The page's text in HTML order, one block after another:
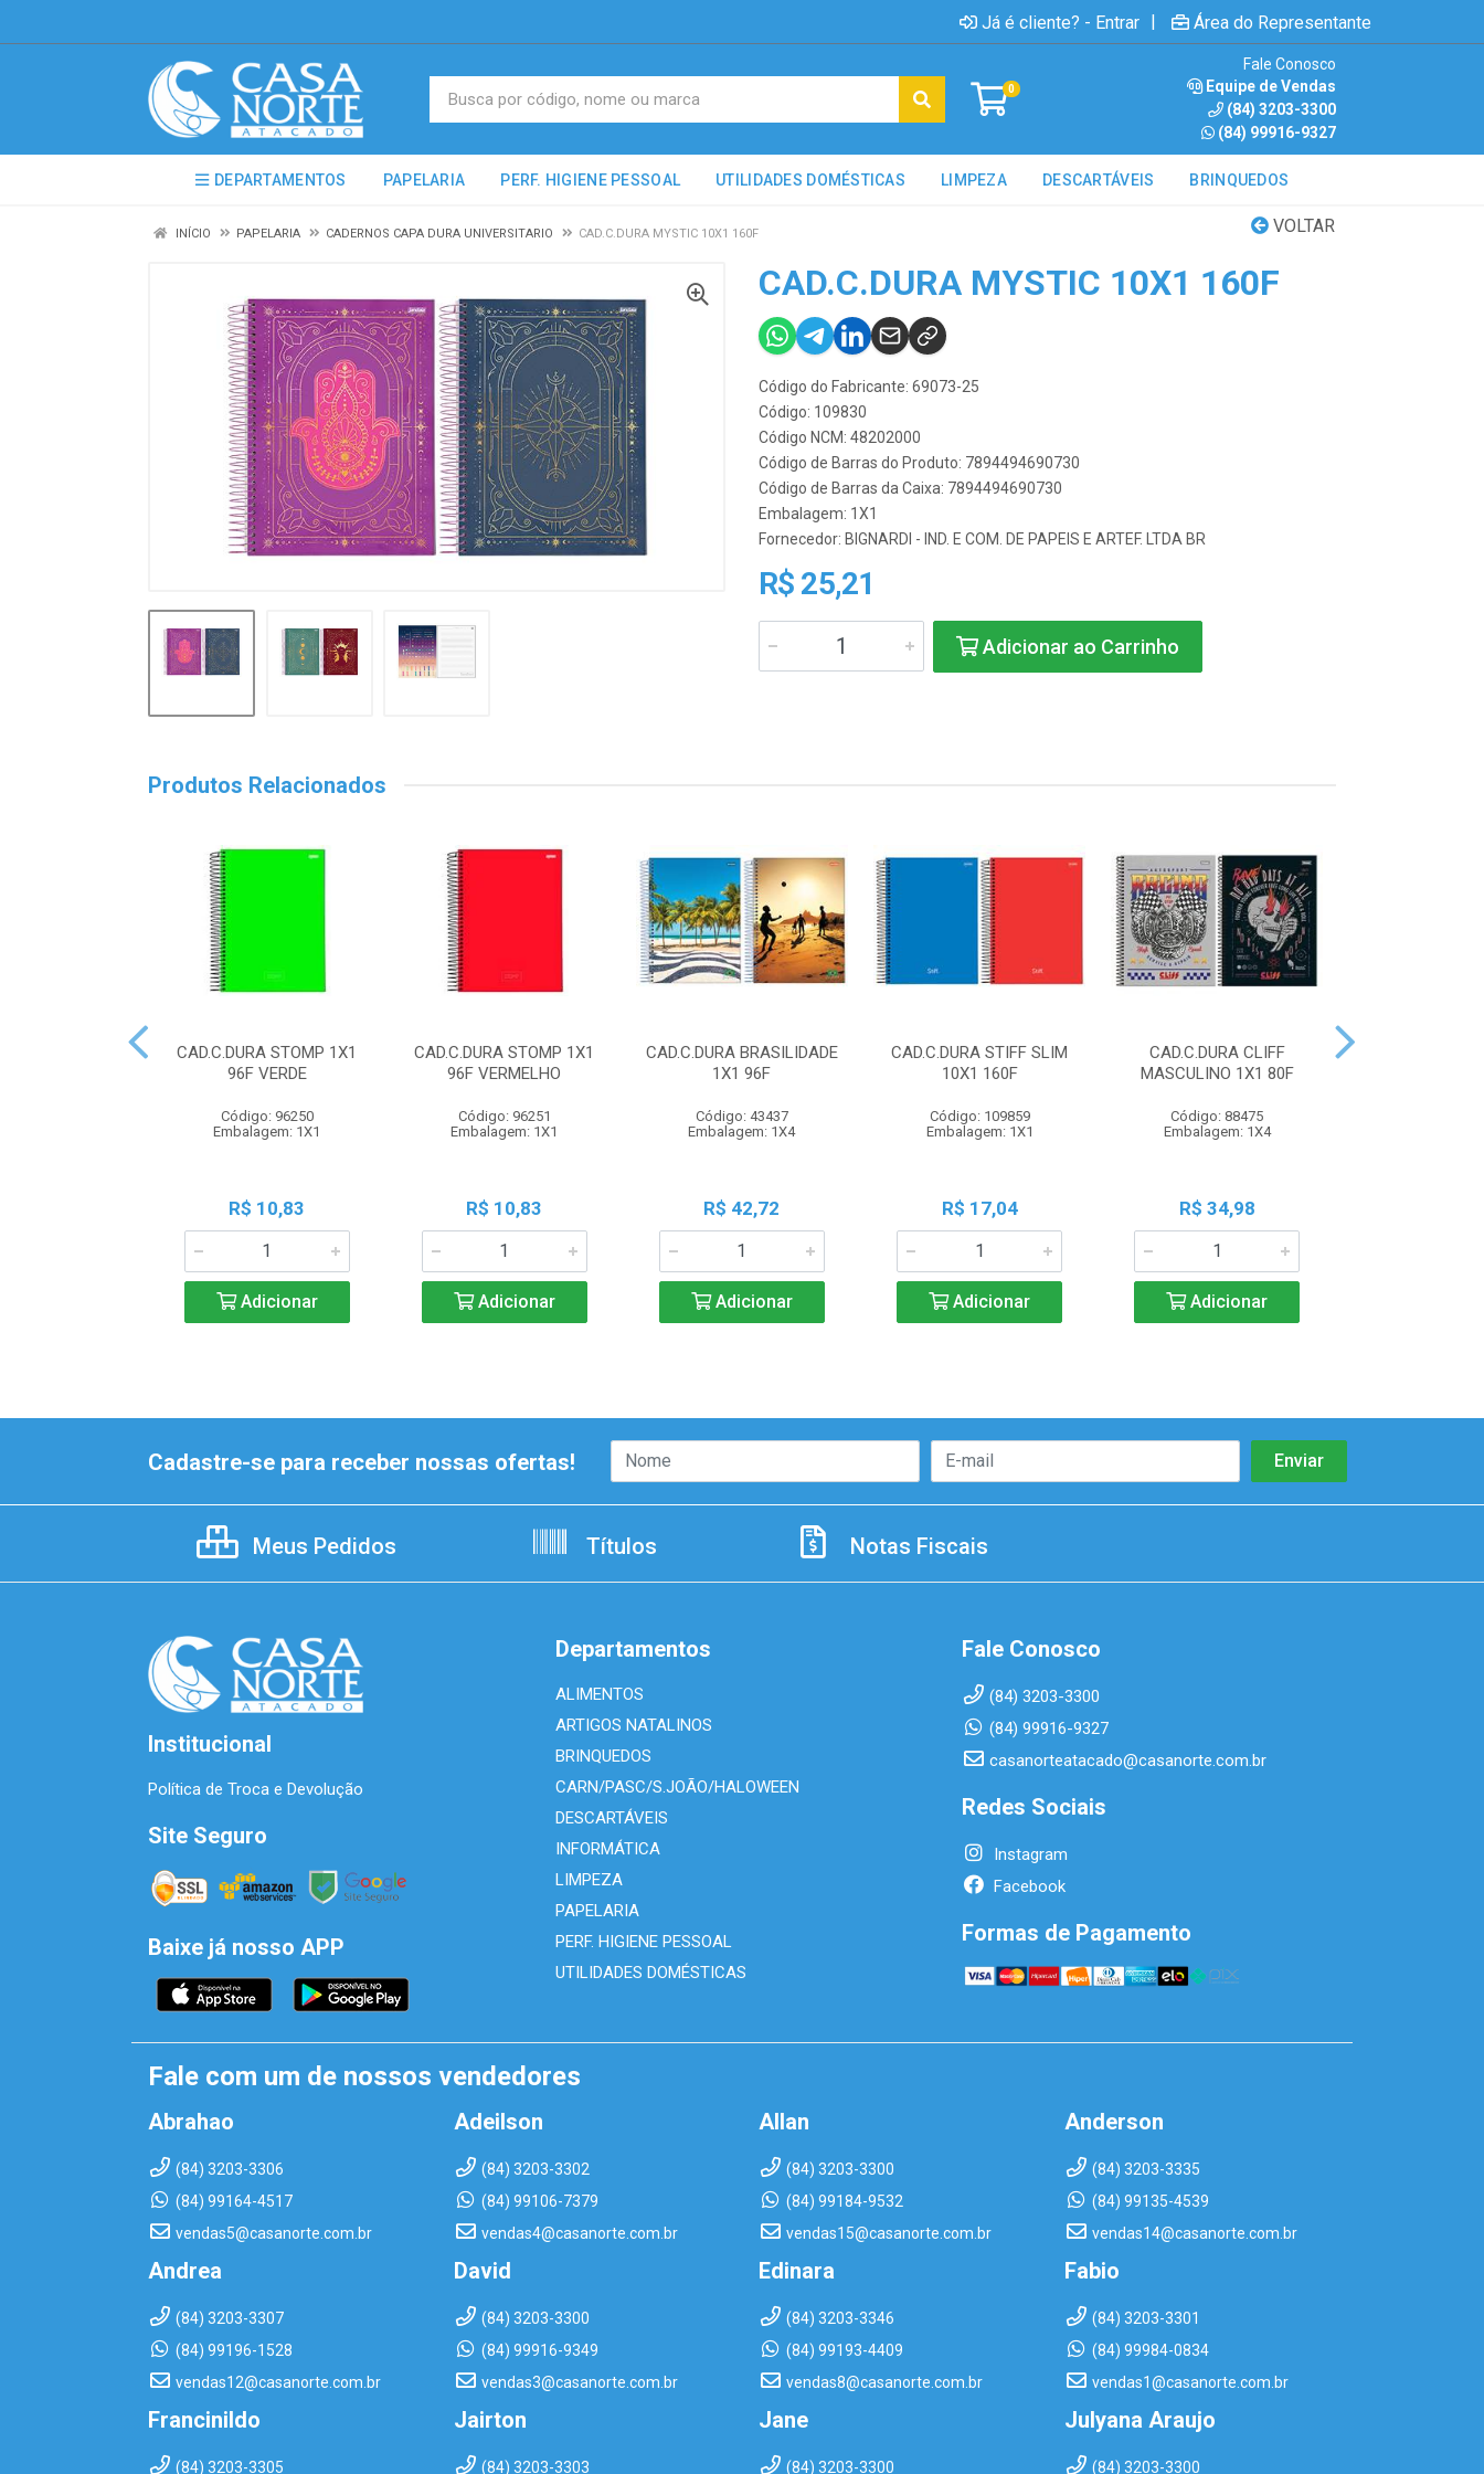
Já é cliente? - Entrar | Área do Representante
0
Fale Conosco
Equipe de Vendas
(84) 3203-3300
(84) 99916-9327
DEPARTAMENTOS PAPELARIA PERF. HIGIENE PESSOAL UTILIDADES DOMÉSTICAS LIMPEZA DESCARTÁVEIS BRINQUEDOS
VOLTAR
INÍCIO PAPELARIA CADERNOS CAPA DURA UNIVERSITARIO CAD.C.DURA MYSTIC 10X1 160F
CAD.C.DURA MYSTIC 10X1 160F
Código do Fabricante: 69073-25
Código: 109830
Código NCM: 48202000
Código de Barras do Produto: 7894494690730
Código de Barras da Caixa: 7894494690730
Embalagem: 1X1
Fornecedor: BIGNARDI - IND. E COM. DE PAPEIS E ARTEF. LTDA BR
R$ 25,21
Adicionar ao Carrinho
Produtos Relacionados
CAD.C.DURA STOMP 1X1
96F VERDE
Código: 96250
Embalagem: 1X1
R$ 10,83
Adicionar
CAD.C.DURA STOMP 1X1
96F VERMELHO
Código: 96251
Embalagem: 1X1
R$ 10,83
Adicionar
CAD.C.DURA BRASILIDADE
1X1 96F
Código: 43437
Embalagem: 1X4
R$ 42,72
Adicionar
CAD.C.DURA STIFF SLIM
10X1 160F
Código: 109859
Embalagem: 1X1
R$ 17,04
Adicionar
CAD.C.DURA CLIFF
MASCULINO 1X1 80F
Código: 88475
Embalagem: 1X4
R$ 34,98
Adicionar
Cadastre-se para receber nossas ofertas!
Meus Pedidos Títulos Notas Fiscais
Institucional
Política de Troca e Devolução
Site Seguro
Baixe já nosso APP
Departamentos
ALIMENTOS
ARTIGOS NATALINOS
BRINQUEDOS
CARN/PASC/S.JOÃO/HALOWEEN
DESCARTÁVEIS
INFORMÁTICA
LIMPEZA
PAPELARIA
PERF. HIGIENE PESSOAL
UTILIDADES DOMÉSTICAS
Fale Conosco
(84) 3203-3300
(84) 99916-9327
casanorteatacado@casanorte.com.br
Redes Sociais
Instagram
Facebook
Formas de Pagamento
Fale com um de nossos vendedores
Abrahao
(84) 3203-3306
(84) 99164-4517
vendas5@casanorte.com.br
Adeilson
(84) 3203-3302
(84) 99106-7379
vendas4@casanorte.com.br
Allan
(84) 3203-3300
(84) 99184-9532
vendas15@casanorte.com.br
Anderson
(84) 3203-3335
(84) 99135-4539
vendas14@casanorte.com.br
Andrea
(84) 3203-3307
(84) 99196-1528
vendas12@casanorte.com.br
David
(84) 3203-3300
(84) 99916-9349
vendas3@casanorte.com.br
Edinara
(84) 3203-3346
(84) 99193-4409
vendas8@casanorte.com.br
Fabio
(84) 3203-3301
(84) 99984-0834
vendas1@casanorte.com.br
Francinildo
(84) 3203-3305
Jairton
(84) 3203-3303
Jane
(84) 3203-3300
Julyana Araujo
(84) 3203-3300